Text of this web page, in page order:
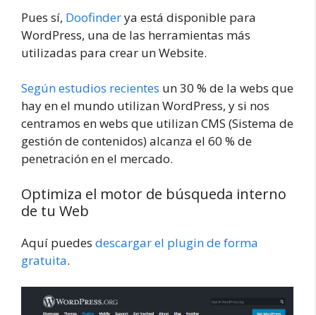
Pues sí, Doofinderya está disponible para
WordPress, una de las herramientas más
utilizadas para crear un Website.
Según estudios recientes un 30 % de la webs que
hay en el mundo utilizan WordPress, y si nos
centramos en webs que utilizan CMS (Sistema de
gestión de contenidos) alcanza el 60 % de
penetración en el mercado.
Optimiza el motor de búsqueda interno
de tu Web
Aquí puedes descargar el plugin de forma
gratuita.